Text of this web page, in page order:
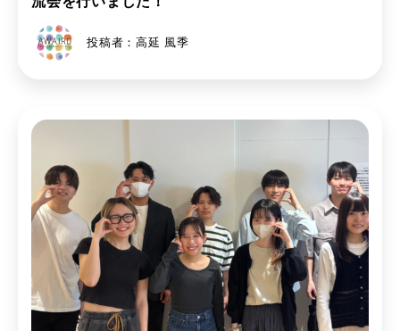
投稿者：高延 風季